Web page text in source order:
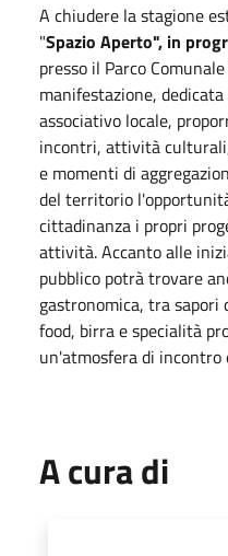
A chiudere la stagione
"Spazio Aperto", in
presso il Parco
manifestazione,
associativo locale,
incontri, attività
e momenti di
del territorio
cittadinanza i propri
attività. Accanto alle
pubblico potrà trovare
gastronomica, tra
food, birra e specialità
un'atmosfera di incontro
A cura di